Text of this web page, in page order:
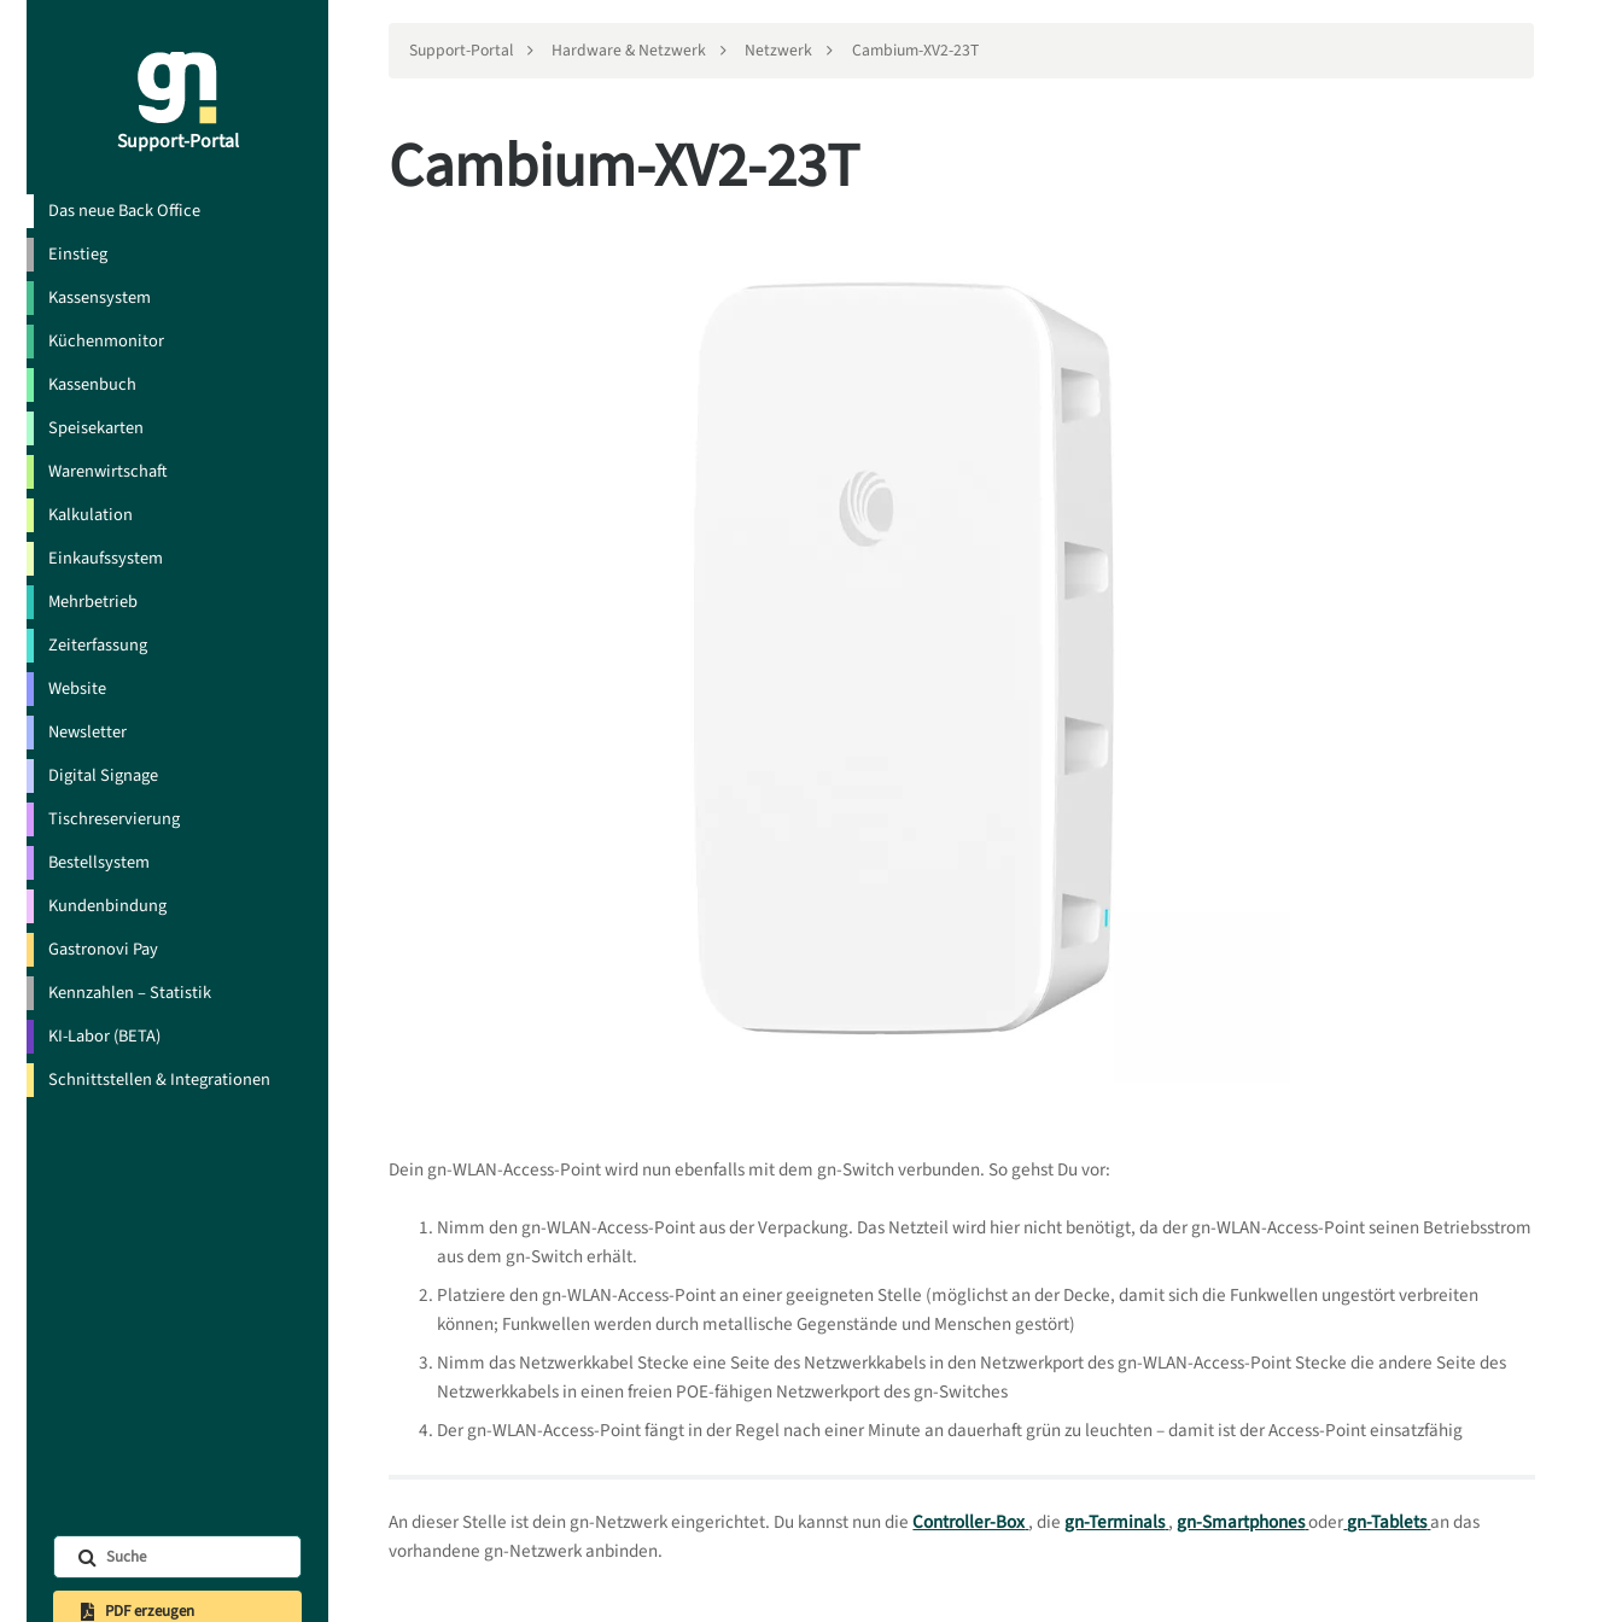
Support-Portal
Das neue Back Office
Einstieg
Kassensystem
Küchenmonitor
Kassenbuch
Speisekarten
Warenwirtschaft
Kalkulation
Einkaufssystem
Mehrbetrieb
Zeiterfassung
Website
Newsletter
Digital Signage
Tischreservierung
Bestellsystem
Kundenbindung
Gastronovi Pay
Kennzahlen – Statistik
KI-Labor (BETA)
Schnittstellen & Integrationen
PDF erzeugen
Support-Portal Hardware & Netzwerk Netzwerk Cambium-XV2-23T
Cambium-XV2-23T
Dein gn-WLAN-Access-Point wird nun ebenfalls mit dem gn-Switch verbunden. So gehst Du vor:
Nimm den gn-WLAN-Access-Point aus der Verpackung. Das Netzteil wird hier nicht benötigt, da der gn-WLAN-Access-Point seinen Betriebsstrom
aus dem gn-Switch erhält.
Platziere den gn-WLAN-Access-Point an einer geeigneten Stelle (möglichst an der Decke, damit sich die Funkwellen ungestört verbreiten
können; Funkwellen werden durch metallische Gegenstände und Menschen gestört)
Nimm das Netzwerkkabel Stecke eine Seite des Netzwerkkabels in den Netzwerkport des gn-WLAN-Access-Point Stecke die andere Seite des
Netzwerkkabels in einen freien POE-fähigen Netzwerkport des gn-Switches
Der gn-WLAN-Access-Point fängt in der Regel nach einer Minute an dauerhaft grün zu leuchten – damit ist der Access-Point einsatzfähig
An dieser Stelle ist dein gn-Netzwerk eingerichtet. Du kannst nun dieController-Box, diegn-Terminals,gn-Smartphonesodergn-Tabletsan das
vorhandene gn-Netzwerk anbinden.